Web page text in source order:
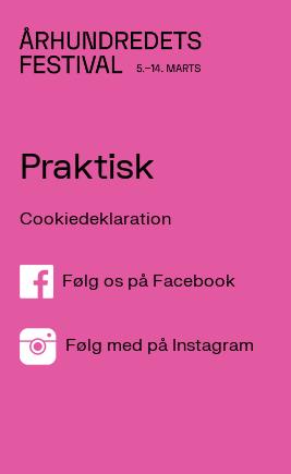
Praktisk
Cookiedeklaration
Følg os på Facebook
Følg med på Instagram